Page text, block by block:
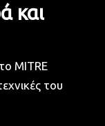
και
MITRE
του